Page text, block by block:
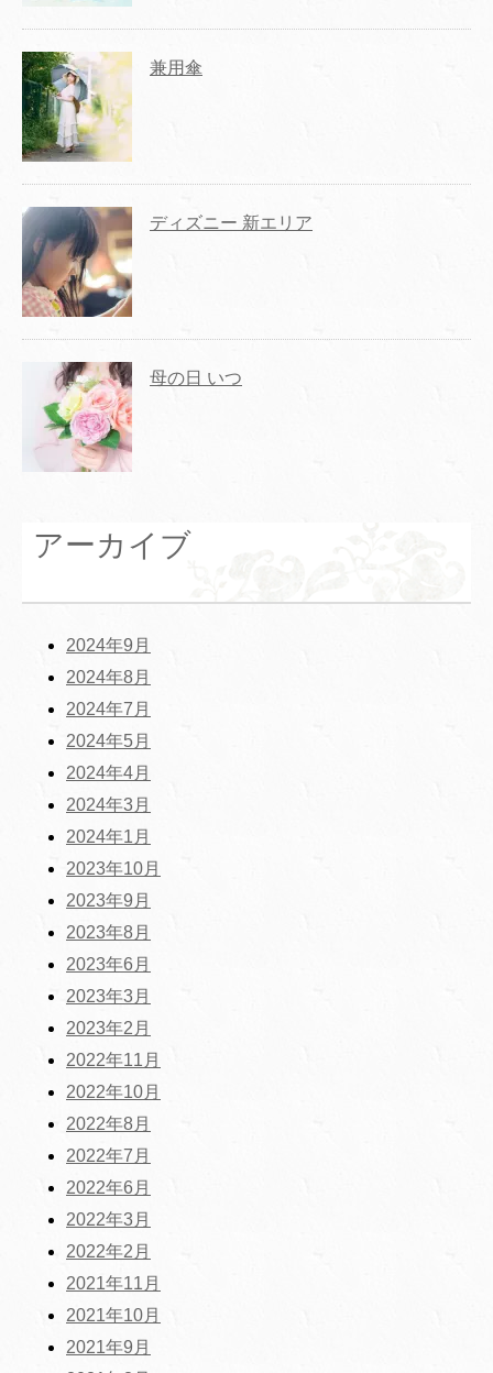
兼用傘
ディズニー 新エリア
母の日 いつ
アーカイブ
2024年9月
2024年8月
2024年7月
2024年5月
2024年4月
2024年3月
2024年1月
2023年10月
2023年9月
2023年8月
2023年6月
2023年3月
2023年2月
2022年11月
2022年10月
2022年8月
2022年7月
2022年6月
2022年3月
2022年2月
2021年11月
2021年10月
2021年9月